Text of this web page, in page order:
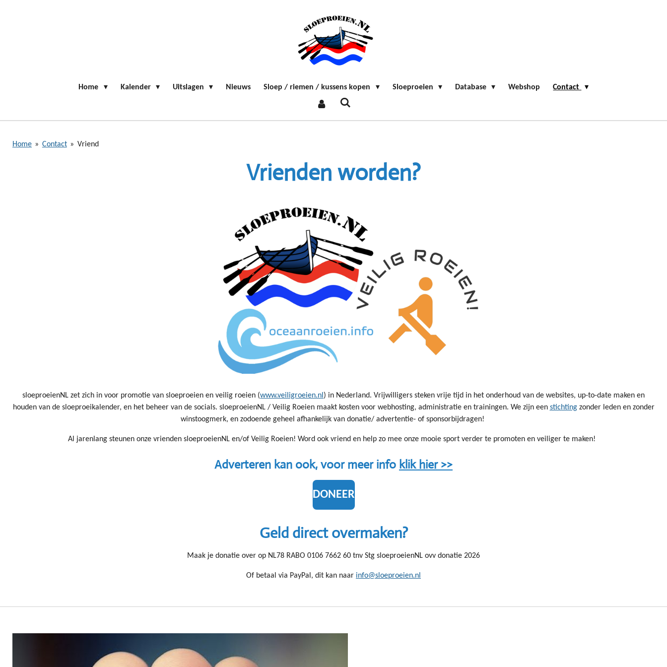
Home Kalender Uitslagen Nieuws Sloep / riemen / kussens kopen Sloeproeien Database Webshop Contact
Home » Contact » Vriend
Vrienden worden?
sloeproeienNL zet zich in voor promotie van sloeproeien en veilig roeien (www.veiligroeien.nl ) in Nederland. Vrijwilligers steken vrije tijd in het onderhoud van de websites, up-to-date maken en
houden van de sloeproeikalender, en het beheer van de socials. sloeproeienNL / Veilig Roeien maakt kosten voor webhosting, administratie en trainingen. We zijn een stichtingzonder leden en zonder
winstoogmerk, en zodoende geheel afhankelijk van donatie/ advertentie- of sponsorbijdragen!
Al jarenlang steunen onze vrienden sloeproeienNL en/of Veilig Roeien! Word ook vriend en help zo mee onze mooie sport verder te promoten en veiliger te maken!
Adverteren kan ook, voor meer info klik hier >>
DONEER
Geld direct overmaken?
Maak je donatie over op NL78 RABO 0106 7662 60 tnv Stg sloeproeienNL ovv donatie 2026
Of betaal via PayPal, dit kan naar info@sloeproeien.nl